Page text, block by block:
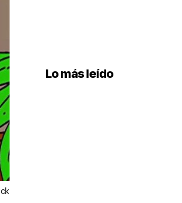
Lo más leído